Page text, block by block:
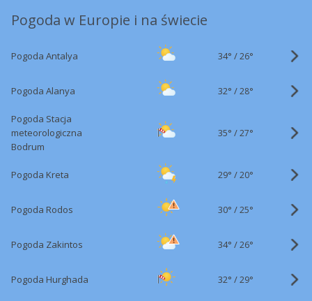
Pogoda w Europie i na świecie
Pogoda Antalya 34° /26°
Pogoda Alanya 32° /28°
Pogoda Stacja
meteorologiczna
Bodrum
35° /27°
Pogoda Kreta 29° /20°
Pogoda Rodos 30° /25°
Pogoda Zakintos 34° /26°
Pogoda Hurghada 32° /29°